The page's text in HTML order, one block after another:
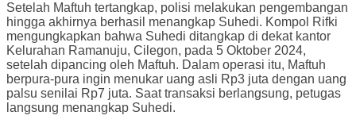
Setelah Maftuh tertangkap, polisi melakukan pengembangan
hingga akhirnya berhasil menangkap Suhedi. Kompol Rifki
mengungkapkan bahwa Suhedi ditangkap di dekat kantor
Kelurahan Ramanuju, Cilegon, pada 5 Oktober 2024,
setelah dipancing oleh Maftuh. Dalam operasi itu, Maftuh
berpura-pura ingin menukar uang asli Rp3 juta dengan uang
palsu senilai Rp7 juta. Saat transaksi berlangsung, petugas
langsung menangkap Suhedi.